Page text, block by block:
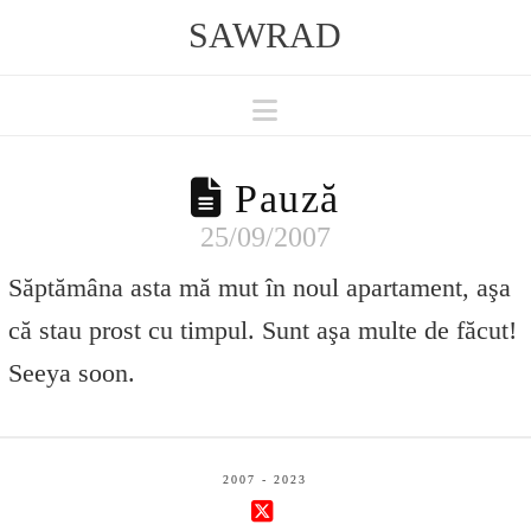
SAWRAD
Navigation
Pauză
25/09/2007
Săptămâna asta mă mut în noul apartament, aşa
că stau prost cu timpul. Sunt aşa multe de făcut!
Seeya soon.
2007 - 2023